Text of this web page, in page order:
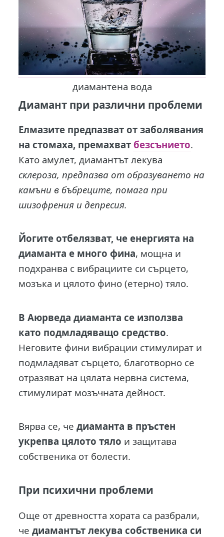
диамантена вода
Диамант при различни проблеми
Елмазите предпазват от заболявания
на стомаха, премахватбезсънието.
Като амулет, диамантът лекува
склероза, предпазва от образуването на
камъни в бъбреците, помага при
шизофрения и депресия.
Йогите отбелязват, че енергията на
диаманта е много фина, мощна и
подхранва с вибрациите си сърцето,
мозъка и цялото фино (етерно) тяло.
В Аюрведа диаманта се използва
като подмладяващо средство.
Неговите фини вибрации стимулират и
подмладяват сърцето, благотворно се
отразяват на цялата нервна система,
стимулират мозъчната дейност.
Вярва се, чедиаманта в пръстен
укрепва цялото тяло и защитава
собственика от болести.
При психични проблеми
Още от древността хората са разбрали,
чедиамантът лекува собственика си